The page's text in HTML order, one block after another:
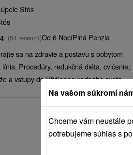
Štós
(54 recenzií)Od 6 NocíPlná Penzia
sa na zdravie a postavu s pobytom
línia. Procedúry, redukčná diéta, cvičenie,
a vstupy do Vitálneho vodného sveta.
Na vašom súkromí
Chceme vám neustále
potrebujeme súhlas s